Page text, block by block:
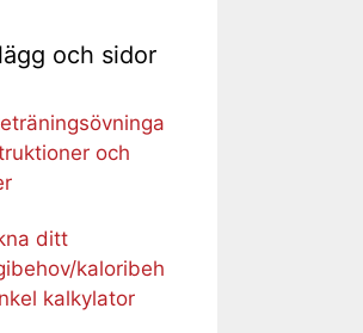
och sidor
och
ditt
kaloribeh
kalkylator